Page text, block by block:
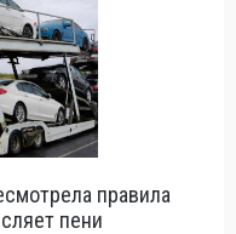
правила
пени